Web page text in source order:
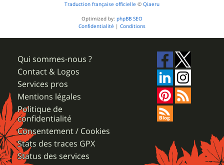
Traduction française officielle © Qiaeru
Optimized by: phpBB SEO
Confidentialité | Conditions
Qui sommes-nous ?
Contact & Logos
Services pros
Mentions légales
Politique de
confidentialité
Consentement / Cookies
Stats des traces GPX
Status des services